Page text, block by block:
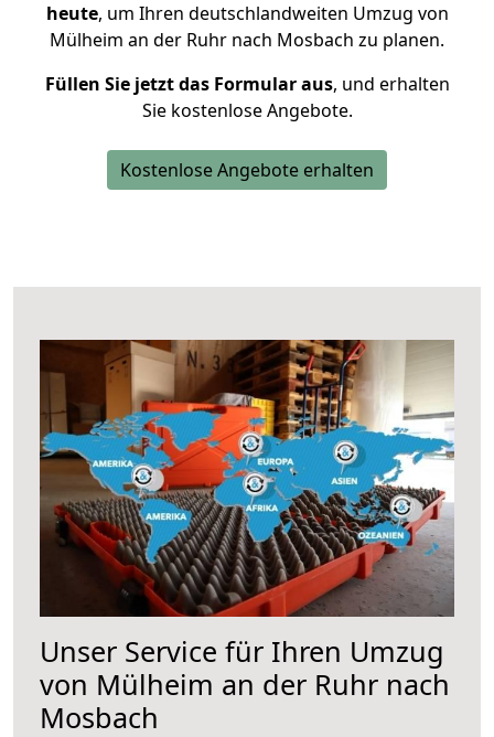
heute, um Ihren deutschlandweiten Umzug von
Mülheim an der Ruhr nach Mosbach zu planen.
Füllen Sie jetzt das Formular aus, und erhalten
Sie kostenlose Angebote.
Kostenlose Angebote erhalten
Unser Service für Ihren Umzug
von Mülheim an der Ruhr nach
Mosbach